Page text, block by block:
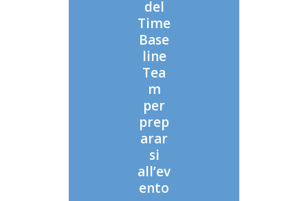
del
Time
Base
line
Tea
m
per
prep
arar
si
all’ev
ento